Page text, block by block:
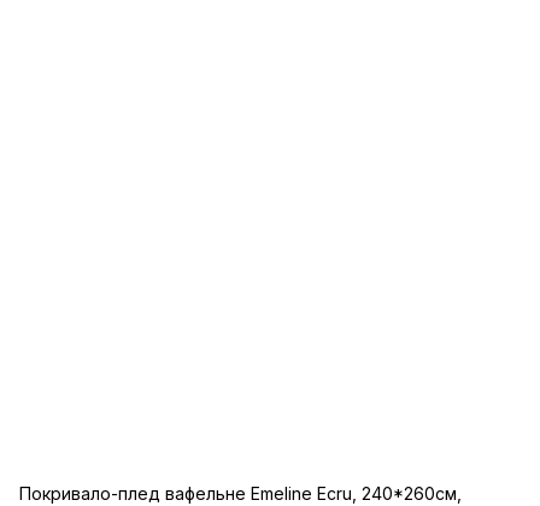
Покривало-плед вафельне Emeline Ecru, 240*260см,